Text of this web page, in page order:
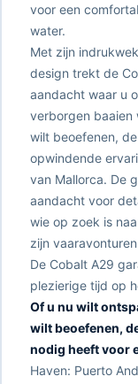
voor een
water.
Met zijn
design trekt de
aandacht waar u
verborgen baaien
wilt beoefenen,
opwindende
van Mallorca. De
aandacht voor
wie op zoek is
zijn
De Cobalt A29
plezierige tijd op
Of u nu wilt
wilt beoefenen,
nodig heeft voor
Haven: Puerto